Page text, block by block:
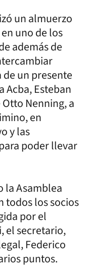
un almuerzo
uno de los
además de
un presente
Acba, Esteban
Nenning, a
en
y las
poder llevar
la Asamblea
todos los socios
por el
el secretario,
Federico
puntos.